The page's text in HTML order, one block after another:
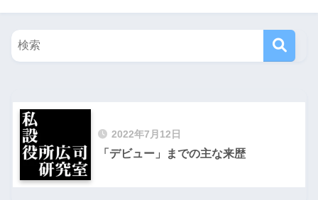
2022年7月12日
「デビュー」までの主な来歴